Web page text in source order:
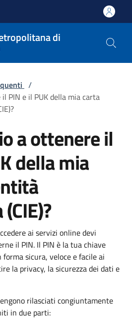
di
/
PIN e il PUK della mia carta
a ottenere il
della mia
ai servizi online devi
il PIN. Il PIN è la tua chiave
forma sicura, veloce e facile ai
la privacy, la sicurezza dei dati e
rilasciati congiuntamente
in due parti: